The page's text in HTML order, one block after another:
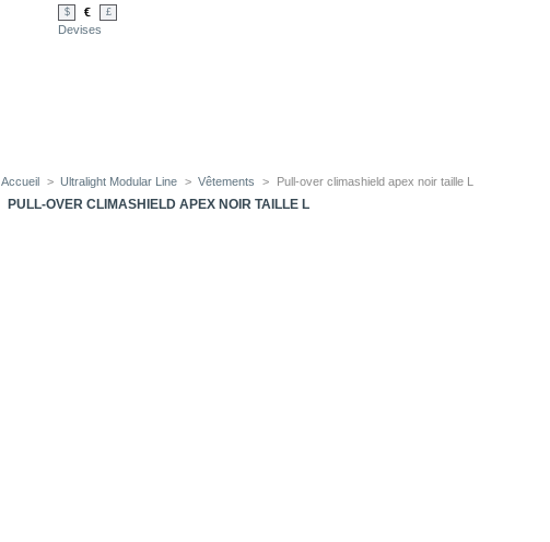
$ € £
Devises
Accueil > Ultralight Modular Line > Vêtements > Pull-over climashield apex noir taille L
PULL-OVER CLIMASHIELD APEX NOIR TAILLE L